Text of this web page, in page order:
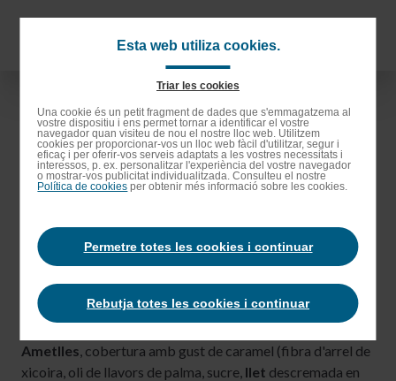
Be-kind caramel,
ametlla i sal
Ametlles, cobertura amb gust de caramel (fibra d'arrel de
xicoira, oli de llavors de palma, sucre, llet descremada en
Esta web utiliza cookies.
Triar les cookies
Una cookie és un petit fragment de dades que s'emmagatzema al
vostre dispositiu i ens permet tornar a identificar el vostre
navegador quan visiteu de nou el nostre lloc web. Utilitzem
cookies per proporcionar-vos un lloc web fàcil d'utilitzar, segur i
eficaç i per oferir-vos serveis adaptats a les vostres necessitats i
interessos, p. ex. personalitzar l'experiència del vostre navegador
o mostrar-vos publicitat individualitzada. Consulteu el nostre
Política de cookies per obtenir més informació sobre les cookies.
Permetre totes les cookies i continuar
Rebutja totes les cookies i continuar